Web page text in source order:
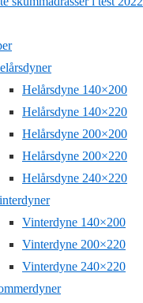
Helårsdyne 140×200
Helårsdyne 140×220
Helårsdyne 200×200
Helårsdyne 200×220
Helårsdyne 240×220
Vinterdyne 140×200
Vinterdyne 200×220
Vinterdyne 240×220